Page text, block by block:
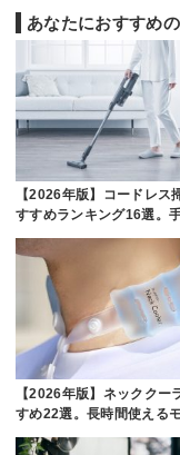
あなたにおすすめ
【2026年版】コードレス
すすめランキング16選。
【2026年版】ネッククー
すめ22選。長時間使える